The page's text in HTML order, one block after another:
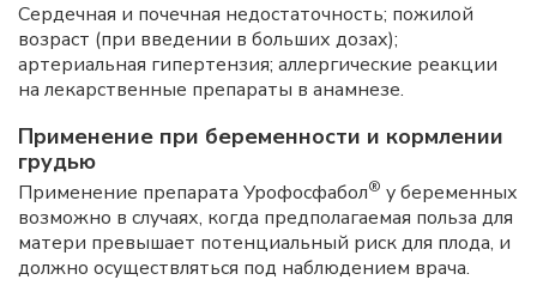
Сердечная и почечная недостаточность; пожилой
возраст (при введении в больших дозах);
артериальная гипертензия; аллергические реакции
на лекарственные препараты в анамнезе.
Применение при беременности и кормлении
грудью
Применение препарата Урофосфабол® у беременных
возможно в случаях, когда предполагаемая польза для
матери превышает потенциальный риск для плода, и
должно осуществляться под наблюдением врача.